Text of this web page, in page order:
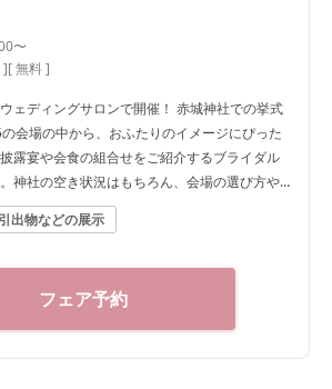
〜
][ 無料 ]
ェディングサロンで開催！ 赤城神社での挙式
会場の中から、おふたりのイメージにぴった
露宴や会食の組合せをご紹介するブライダル
神社の空き状況はもちろん、会場の選び方や
、ご希望に合わせた“和”の結婚式をご提案いた
神社結婚式のプロに何でもご相談下さい！ ◆
00（火曜定休） 【アクセス】 JR線「飯田橋
徒歩3分／東京メトロ東西線・有楽町線・南北
出物などの展示
フェア予約